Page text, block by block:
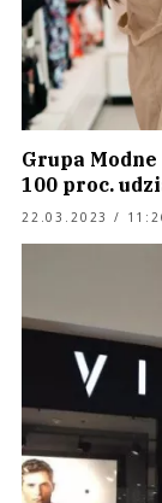
Grupa
100 proc.
22.03.2023 /